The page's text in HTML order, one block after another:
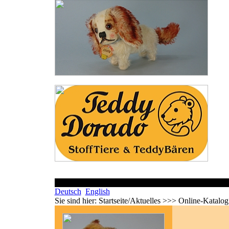
Deutsch English
Sie sind hier: Startseite/Aktuelles >>> Online-